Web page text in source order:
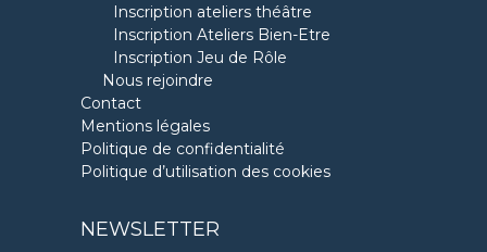
Inscription ateliers théâtre
Inscription Ateliers Bien-Etre
Inscription Jeu de Rôle
Nous rejoindre
Contact
Mentions légales
Politique de confidentialité
Politique d’utilisation des cookies
NEWSLETTER